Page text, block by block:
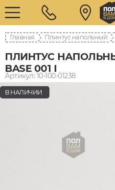
Главная Плинтус напольный
ПЛИНТУС
BASE 001 I
Артикул: 10-100-01238
В НАЛИЧИИ